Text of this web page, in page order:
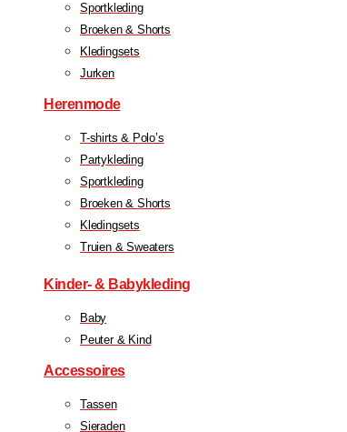
Sportkleding
Broeken & Shorts
Kledingsets
Jurken
Herenmode
T-shirts & Polo’s
Partykleding
Sportkleding
Broeken & Shorts
Kledingsets
Truien & Sweaters
Kinder- & Babykleding
Baby
Peuter & Kind
Accessoires
Tassen
Sieraden